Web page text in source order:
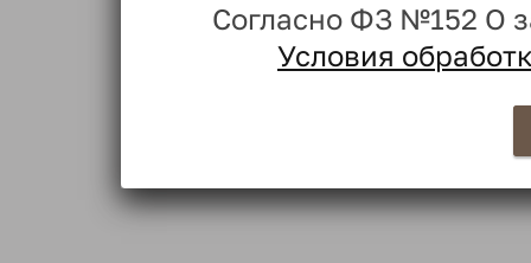
Согласно ФЗ №152 О
Условия